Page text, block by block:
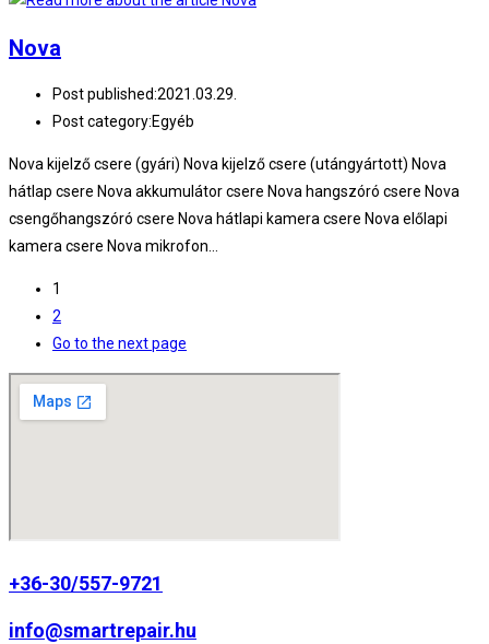
Nova
Post published:2021.03.29.
Post category:Egyéb
Nova kijelző csere (gyári) Nova kijelző csere (utángyártott) Nova
hátlap csere Nova akkumulátor csere Nova hangszóró csere Nova
csengőhangszóró csere Nova hátlapi kamera csere Nova előlapi
kamera csere Nova mikrofon…
1
2
Go to the next page
+36-30/557-9721
info@smartrepair.hu